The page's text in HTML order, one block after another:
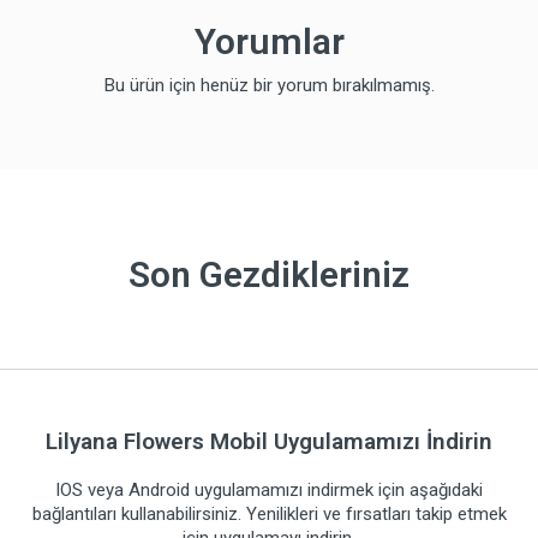
Yorumlar
Bu ürün için henüz bir yorum bırakılmamış.
Son Gezdikleriniz
Lilyana Flowers Mobil Uygulamamızı İndirin
IOS veya Android uygulamamızı indirmek için aşağıdaki
bağlantıları kullanabilirsiniz. Yenilikleri ve fırsatları takip etmek